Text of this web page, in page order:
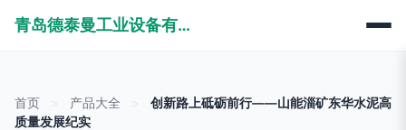
青岛德泰曼工业设备有限公司
首页 产品大全
创新路上砥砺前行——山能淄矿东华水泥高
质量发展纪实